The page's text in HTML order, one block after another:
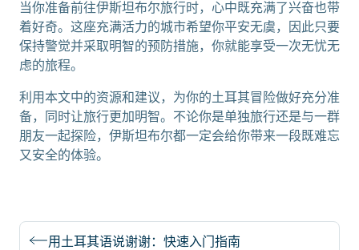
当你准备前往伊斯坦布尔旅行时，心中既充满了兴奋也带
着好奇。这座充满活力的城市希望你平安无虞，因此只要
保持警觉并采取明智的预防措施，你就能享受一次无忧无
虑的旅程。
利用本文中的资源和建议，为你的土耳其冒险做好充分准
备，同时让旅行更加明智。不论你是单独旅行还是与一群
朋友一起探险，伊斯坦布尔都一定会给你带来一段既难忘
又安全的体验。
用土耳其语说谢谢：快速入门指南